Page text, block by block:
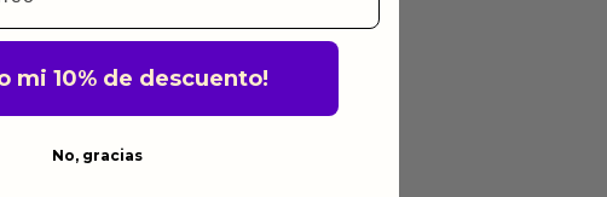
mi 10% de descuento!
No, gracias